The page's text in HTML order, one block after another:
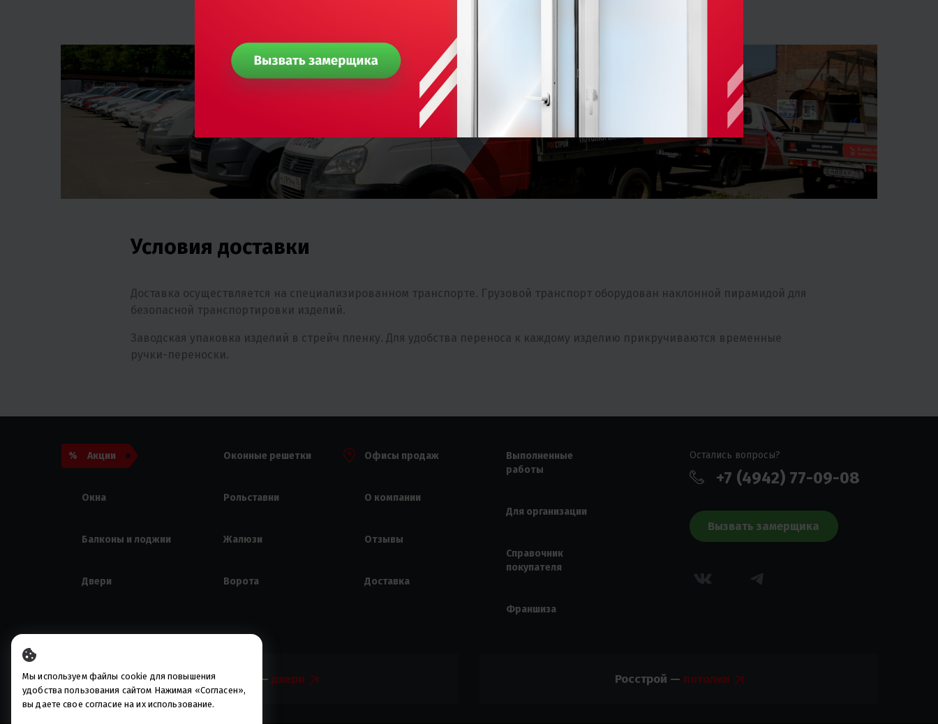
Условия доставки
Доставка осуществляется на специализированном транспорте. Грузовой транспорт оборудован наклонной пирамидой для
безопасной транспортировки изделий.
Заводская упаковка изделий в стрейч пленку. Для удобства переноса к каждому изделию прикручиваются временные
ручки-переноски.
Акции
Окна
Балконы и лоджии
Двери
Оконные решетки
Рольставни
Жалюзи
Ворота
Офисы продаж
О компании
Отзывы
Доставка
Выполненные
работы
Для организации
Справочник
покупателя
Франшиза
Остались вопросы?
+7 (4942) 77-09-08
Вызвать замерщика
Росстрой — Росстрой —
Мы используем файлы cookie для повышения
удобства пользования сайтом Нажимая «Согласен»,
вы даете свое согласие на их использование.